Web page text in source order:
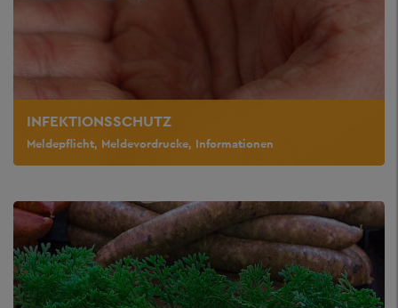
INFEKTIONSSCHUTZ
Meldepflicht, Meldevordrucke, Informationen